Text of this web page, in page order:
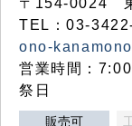
〒154-0024
TEL：03-
ono-
営業時間：
祭日
販売可